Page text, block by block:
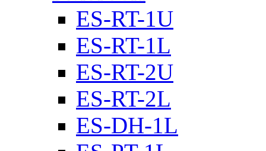
ES-RT-1U
ES-RT-1L
ES-RT-2U
ES-RT-2L
ES-DH-1L